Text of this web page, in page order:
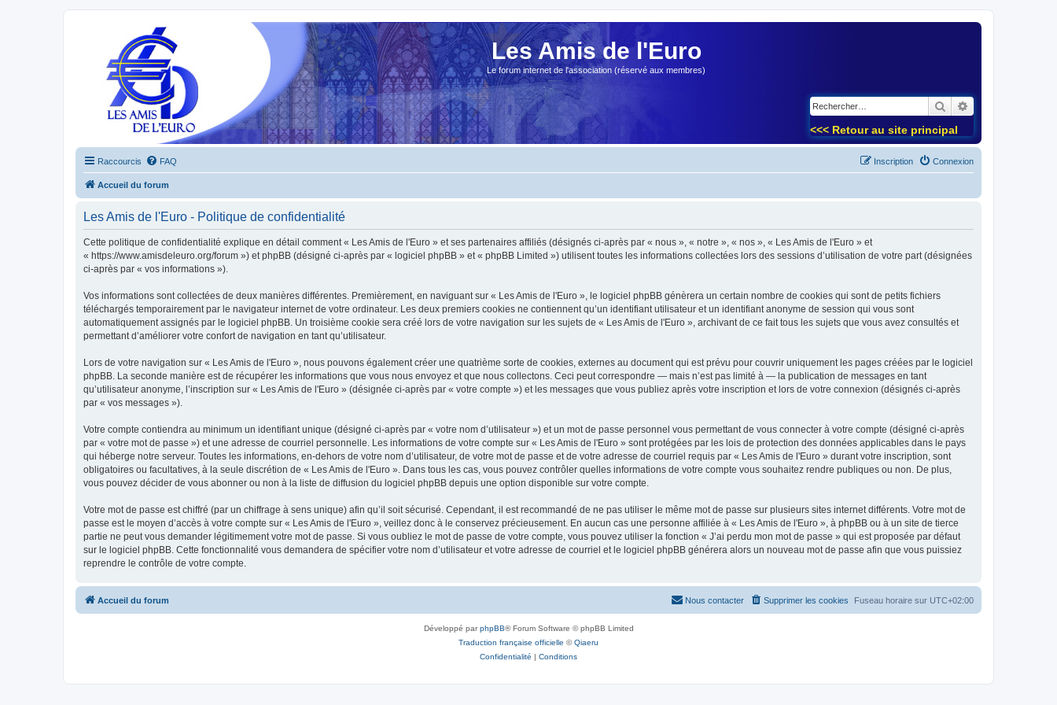
Les Amis de l'Euro
Le forum internet de l'association (réservé aux membres)
Rechercher
<<< Retour au site principal
Raccourcis FAQ Connexion
Inscription
Accueil du forum
Les Amis de l'Euro - Politique de confidentialité
Cette politique de confidentialité explique en détail comment « Les Amis de l'Euro » et ses partenaires affiliés (désignés ci-après par « nous », « notre », « nos », « Les Amis de l'Euro » et
« https://www.amisdeleuro.org/forum ») et phpBB (désigné ci-après par « logiciel phpBB » et « phpBB Limited ») utilisent toutes les informations collectées lors des sessions d’utilisation de votre part (désignées
ci-après par « vos informations »).
Vos informations sont collectées de deux manières différentes. Premièrement, en naviguant sur « Les Amis de l'Euro », le logiciel phpBB génèrera un certain nombre de cookies qui sont de petits fichiers
téléchargés temporairement par le navigateur internet de votre ordinateur. Les deux premiers cookies ne contiennent qu’un identifiant utilisateur et un identifiant anonyme de session qui vous sont
automatiquement assignés par le logiciel phpBB. Un troisième cookie sera créé lors de votre navigation sur les sujets de « Les Amis de l'Euro », archivant de ce fait tous les sujets que vous avez consultés et
permettant d’améliorer votre confort de navigation en tant qu’utilisateur.
Lors de votre navigation sur « Les Amis de l'Euro », nous pouvons également créer une quatrième sorte de cookies, externes au document qui est prévu pour couvrir uniquement les pages créées par le logiciel
phpBB. La seconde manière est de récupérer les informations que vous nous envoyez et que nous collectons. Ceci peut correspondre — mais n’est pas limité à — la publication de messages en tant
qu’utilisateur anonyme, l’inscription sur « Les Amis de l'Euro » (désignée ci-après par « votre compte ») et les messages que vous publiez après votre inscription et lors de votre connexion (désignés ci-après
par « vos messages »).
Votre compte contiendra au minimum un identifiant unique (désigné ci-après par « votre nom d’utilisateur ») et un mot de passe personnel vous permettant de vous connecter à votre compte (désigné ci-après
par « votre mot de passe ») et une adresse de courriel personnelle. Les informations de votre compte sur « Les Amis de l'Euro » sont protégées par les lois de protection des données applicables dans le pays
qui héberge notre serveur. Toutes les informations, en-dehors de votre nom d’utilisateur, de votre mot de passe et de votre adresse de courriel requis par « Les Amis de l'Euro » durant votre inscription, sont
obligatoires ou facultatives, à la seule discrétion de « Les Amis de l'Euro ». Dans tous les cas, vous pouvez contrôler quelles informations de votre compte vous souhaitez rendre publiques ou non. De plus,
vous pouvez décider de vous abonner ou non à la liste de diffusion du logiciel phpBB depuis une option disponible sur votre compte.
Votre mot de passe est chiffré (par un chiffrage à sens unique) afin qu’il soit sécurisé. Cependant, il est recommandé de ne pas utiliser le même mot de passe sur plusieurs sites internet différents. Votre mot de
passe est le moyen d’accès à votre compte sur « Les Amis de l'Euro », veillez donc à le conservez précieusement. En aucun cas une personne affiliée à « Les Amis de l'Euro », à phpBB ou à un site de tierce
partie ne peut vous demander légitimement votre mot de passe. Si vous oubliez le mot de passe de votre compte, vous pouvez utiliser la fonction « J’ai perdu mon mot de passe » qui est proposée par défaut
sur le logiciel phpBB. Cette fonctionnalité vous demandera de spécifier votre nom d’utilisateur et votre adresse de courriel et le logiciel phpBB générera alors un nouveau mot de passe afin que vous puissiez
reprendre le contrôle de votre compte.
Accueil du forum Fuseau horaire sur UTC+02:00
Supprimer les cookies
Nous contacter
Développé parphpBB® Forum Software © phpBB Limited
Traduction française officielle ©Qiaeru
Confidentialité | Conditions